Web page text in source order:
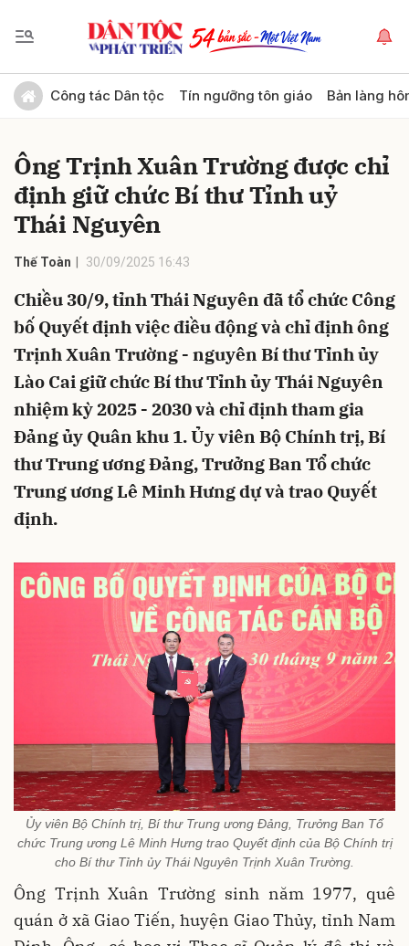
Công tác Dân tộc Tín ngưỡng tôn giáo Bản làng
Ông Trịnh Xuân Trường được chỉ
định giữ chức Bí thư Tỉnh uỷ
Thái Nguyên
Thế Toàn 30/09/2025 16:43
Chiều 30/9, tỉnh Thái Nguyên đã tổ chức Công
bố Quyết định việc điều động và chỉ định ông
Trịnh Xuân Trường - nguyên Bí thư Tỉnh ủy
Lào Cai giữ chức Bí thư Tỉnh ủy Thái Nguyên
nhiệm kỳ 2025 - 2030 và chỉ định tham gia
Đảng ủy Quân khu 1. Ủy viên Bộ Chính trị, Bí
thư Trung ương Đảng, Trưởng Ban Tổ chức
Trung ương Lê Minh Hưng dự và trao Quyết
định.
Ủy viên Bộ Chính trị, Bí thư Trung ương Đảng, Trưởng Ban Tổ
chức Trung ương Lê Minh Hưng trao Quyết định của Bộ Chính trị
cho Bí thư Tỉnh ủy Thái Nguyên Trịnh Xuân Trường.
Ông Trịnh Xuân Trường sinh năm 1977, quê
quán ở xã Giao Tiến, huyện Giao Thủy, tỉnh Nam
Gửi bình luận